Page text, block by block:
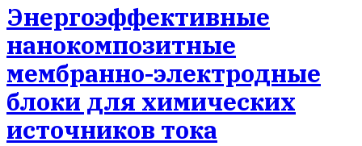
Энергоэффективные
нанокомпозитные
мембранно-электродные
блоки для химических
источников тока